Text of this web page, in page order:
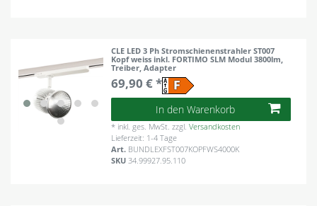
CLE LED 3 Ph Stromschienenstrahler ST007
Kopf weiss inkl. FORTIMO SLM Modul 3800lm,
Treiber, Adapter
69,90 € *
In den Warenkorb
* inkl. ges. MwSt. zzgl.Versandkosten
Lieferzeit: 1-4 Tage
Art. BUNDLEXFST007KOPFWS4000K
SKU34.99927.95.110